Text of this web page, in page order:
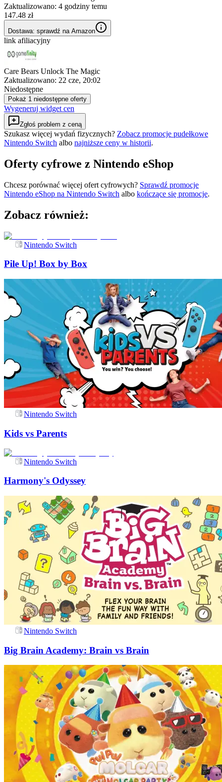
Zaktualizowano: 4 godziny temu
147.48 zł
Dostawa: sprawdź na Amazon
link afiliacyjny
Care Bears Unlock The Magic
Zaktualizowano: 22 cze, 20:02
Niedostępne
Pokaż 1 niedostępne oferty
Wygeneruj widget cen
Zgłoś problem z ceną
Szukasz więcej wydań fizycznych? Zobacz promocje pudełkowe
Nintendo Switch albo najniższe ceny w historii.
Oferty cyfrowe z Nintendo eShop
Chcesz porównać więcej ofert cyfrowych? Sprawdź promocje
Nintendo eShop na Nintendo Switch albo kończące się promocje.
Zobacz również:
Nintendo Switch
Pile Up! Box by Box
Nintendo Switch
Kids vs Parents
Nintendo Switch
Harmony's Odyssey
Nintendo Switch
Big Brain Academy: Brain vs Brain